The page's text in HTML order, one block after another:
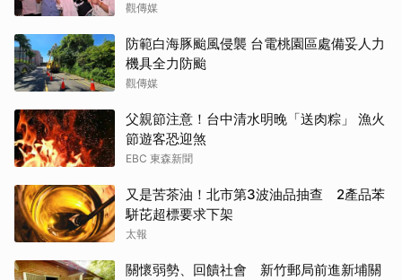
觀傳媒
防範白海豚颱風侵襲 台電桃園區處備妥人力
機具全力防颱
觀傳媒
父親節注意！台中清水明晚「送肉粽」 漁火
節遊客恐迎煞
EBC 東森新聞
又是苦茶油！北市第3波油品抽查 2產品苯
駢芘超標要求下架
太報
關懷弱勢、回饋社會 新竹郵局前進新埔關